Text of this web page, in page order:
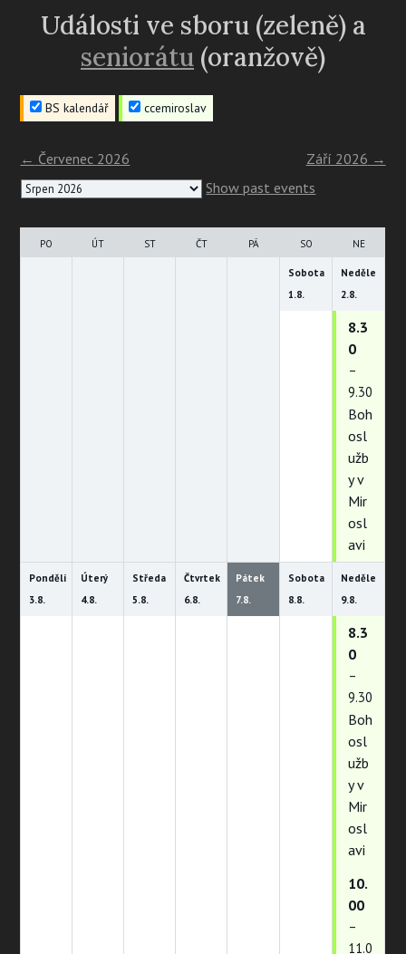
Události ve sboru (zeleně) a
seniorátu (oranžově)
BS kalendář ccemiroslav
← Červenec 2026 Září 2026 →
Month
Show past events
PO ÚT ST ČT PÁ SO NE
Sobota
1.8.
Neděle
2.8.
8.3
0
–
9.30
Boh
osl
užb
y v
Mir
osl
avi
Pondělí
3.8.
Úterý
4.8.
Středa
5.8.
Čtvrtek
6.8.
Pátek
7.8.
Sobota
8.8.
Neděle
9.8.
8.3
0
–
9.30
Boh
osl
užb
y v
Mir
osl
avi
10.
00
–
11.0